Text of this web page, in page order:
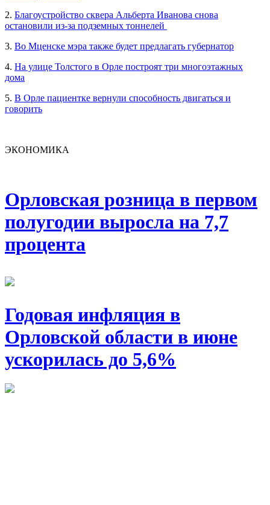
2. Благоустройство сквера Альберта Иванова снова
остановили из-за подземных тоннелей
3. Во Мценске мэра также будет предлагать губернатор
4. На улице Толстого в Орле построят три многоэтажных
дома
5. В Орле пациентке вернули способность двигаться и
говорить
ЭКОНОМИКА
Орловская розница в первом
полугодии выросла на 7,7
процента
Годовая инфляция в
Орловской области в июне
ускорилась до 5,6%